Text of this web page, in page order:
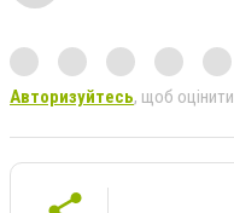
Авторизуйтесь, щоб оцінити